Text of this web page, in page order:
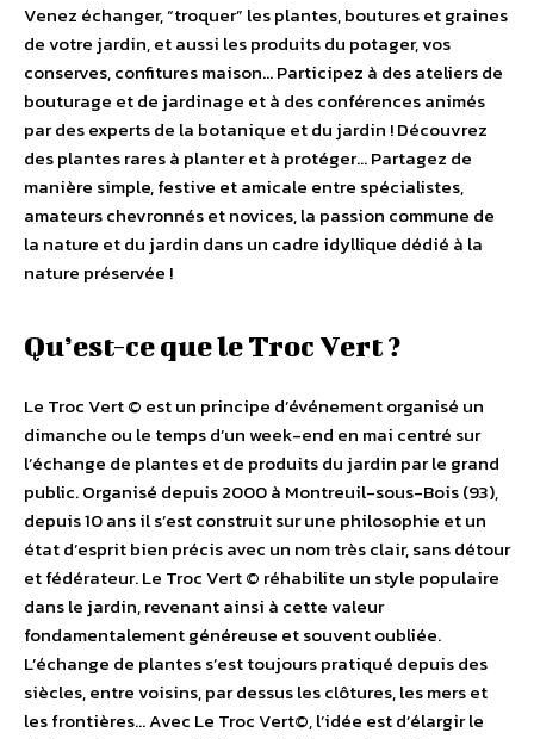
Venez échanger, “troquer” les plantes, boutures et graines
de votre jardin, et aussi les produits du potager, vos
conserves, confitures maison… Participez à des ateliers de
bouturage et de jardinage et à des conférences animés
par des experts de la botanique et du jardin ! Découvrez
des plantes rares à planter et à protéger… Partagez de
manière simple, festive et amicale entre spécialistes,
amateurs chevronnés et novices, la passion commune de
la nature et du jardin dans un cadre idyllique dédié à la
nature préservée !
Qu’est-ce que le Troc Vert ?
Le Troc Vert © est un principe d’événement organisé un
dimanche ou le temps d’un week-end en mai centré sur
l’échange de plantes et de produits du jardin par le grand
public. Organisé depuis 2000 à Montreuil-sous-Bois (93),
depuis 10 ans il s’est construit sur une philosophie et un
état d’esprit bien précis avec un nom très clair, sans détour
et fédérateur. Le Troc Vert © réhabilite un style populaire
dans le jardin, revenant ainsi à cette valeur
fondamentalement généreuse et souvent oubliée.
L’échange de plantes s’est toujours pratiqué depuis des
siècles, entre voisins, par dessus les clôtures, les mers et
les frontières… Avec Le Troc Vert©, l’idée est d’élargir le